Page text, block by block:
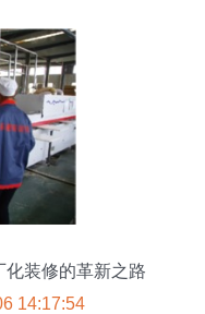
化装修的革新之路
14:17:54